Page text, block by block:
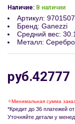
Наличие: В наличии
Артикул:
Бренд: Ganezzi
Средний вес:
Металл:
руб.42777
✧Минимальная сумма
*Кредит до 36 платежей
Уточняйте детали у